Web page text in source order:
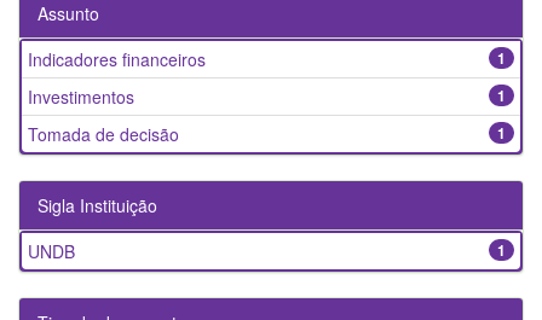
Assunto
1
Indicadores financeiros
1
Investimentos
1
Tomada de decisão
Sigla Instituição
1
UNDB